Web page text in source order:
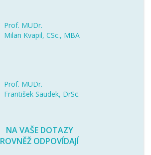
Prof. MUDr.
Milan Kvapil, CSc., MBA
Prof. MUDr.
František Saudek, DrSc.
NA VAŠE DOTAZY
ROVNĚŽ ODPOVÍDAJÍ